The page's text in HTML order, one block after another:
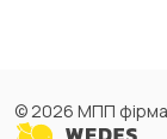
© 2026 МПП фірма